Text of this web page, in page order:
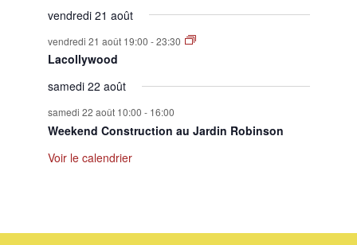
vendredi 21 août
vendredi 21 août 19:00 -23:30
Lacollywood
samedi 22 août
samedi 22 août 10:00 - 16:00
Weekend Construction au Jardin Robinson
Voir le calendrier